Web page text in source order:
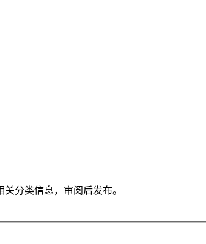
分类信息，审阅后发布。